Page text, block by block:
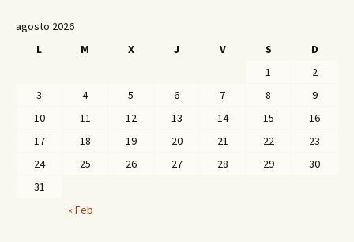
agosto 2026
L
M X J V S
D
1
2
3
4 5 6 7 8
9
10
11 12 13 14 15
16
17
18 19 20 21 22
23
24
25 26 27 28 29
30
31
« Feb